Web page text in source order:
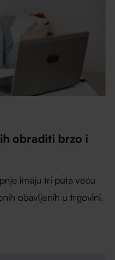
obraditi brzo i
imaju tri puta veću
obavljenih u trgovini.